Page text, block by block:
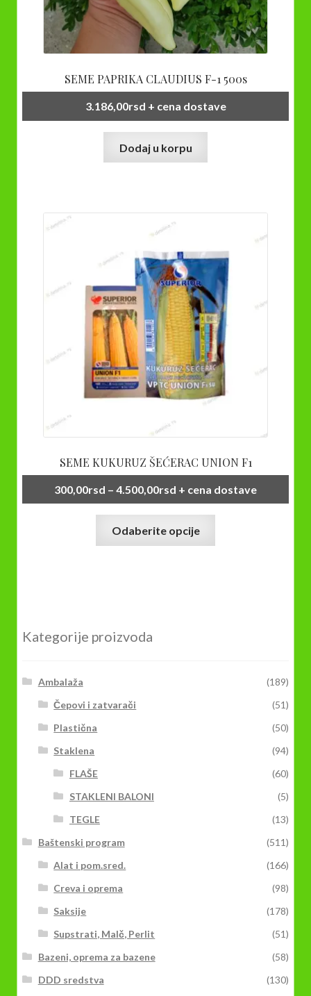
SEME PAPRIKA CLAUDIUS F-1 500s
3.186,00rsd + cena dostave
Dodaj u korpu
SEME KUKURUZ ŠEĆERAC UNION F1
300,00rsd – 4.500,00rsd Raspon
cena:
300,00rsd
+ cena dostave
Odaberite opcije
Kategorije proizvoda
Ambalaža
(189)
Čepovi i zatvarači
(51)
Plastična
(50)
Staklena
(94)
FLAŠE
(60)
STAKLENI BALONI
(5)
TEGLE
(13)
Baštenski program
(511)
Alat i pom.sred.
(166)
Creva i oprema
(98)
Saksije
(178)
Supstrati, Malč, Perlit
(51)
Bazeni, oprema za bazene
(58)
DDD sredstva
(130)